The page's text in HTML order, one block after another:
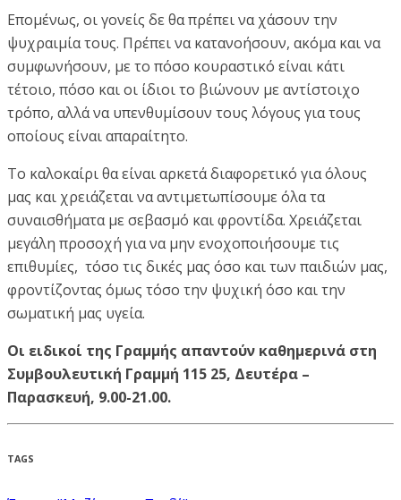
Επομένως, οι γονείς δε θα πρέπει να χάσουν την
ψυχραιμία τους. Πρέπει να κατανοήσουν, ακόμα και να
συμφωνήσουν, με το πόσο κουραστικό είναι κάτι
τέτοιο, πόσο και οι ίδιοι το βιώνουν με αντίστοιχο
τρόπο, αλλά να υπενθυμίσουν τους λόγους για τους
οποίους είναι απαραίτητο.
Το καλοκαίρι θα είναι αρκετά διαφορετικό για όλους
μας και χρειάζεται να αντιμετωπίσουμε όλα τα
συναισθήματα με σεβασμό και φροντίδα. Χρειάζεται
μεγάλη προσοχή για να μην ενοχοποιήσουμε τις
επιθυμίες, τόσο τις δικές μας όσο και των παιδιών μας,
φροντίζοντας όμως τόσο την ψυχική όσο και την
σωματική μας υγεία.
Οι ειδικοί της Γραμμής απαντούν καθημερινά στη
Συμβουλευτική Γραμμή 115 25, Δευτέρα –
Παρασκευή, 9.00-21.00.
TAGS